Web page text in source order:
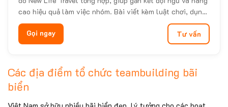
cao hiệu quả làm việc nhóm. Bài viết kèm luật chơi, dụng
cụ, thời lượng, cách chấm điểm và mẹo chọn game theo
mục tiêu (onboarding, sales, gắn kết phòng...
Gọi ngay Tư vấn
Các địa điểm tổ chức teambuilding bãi
biển